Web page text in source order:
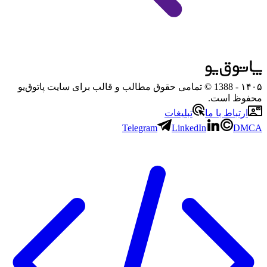
۱۴۰۵
- 1388 © تمامی حقوق مطالب و قالب برای سایت پاتوق‌یو
محفوظ است.
ارتباط با ما
تبلیغات
Telegram
LinkedIn DMCA